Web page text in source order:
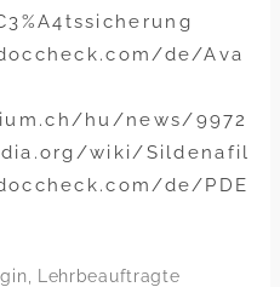
de/Ava
hu/news/9972
wiki/Sildenafil
de/PDE
Lehrbeauftragte